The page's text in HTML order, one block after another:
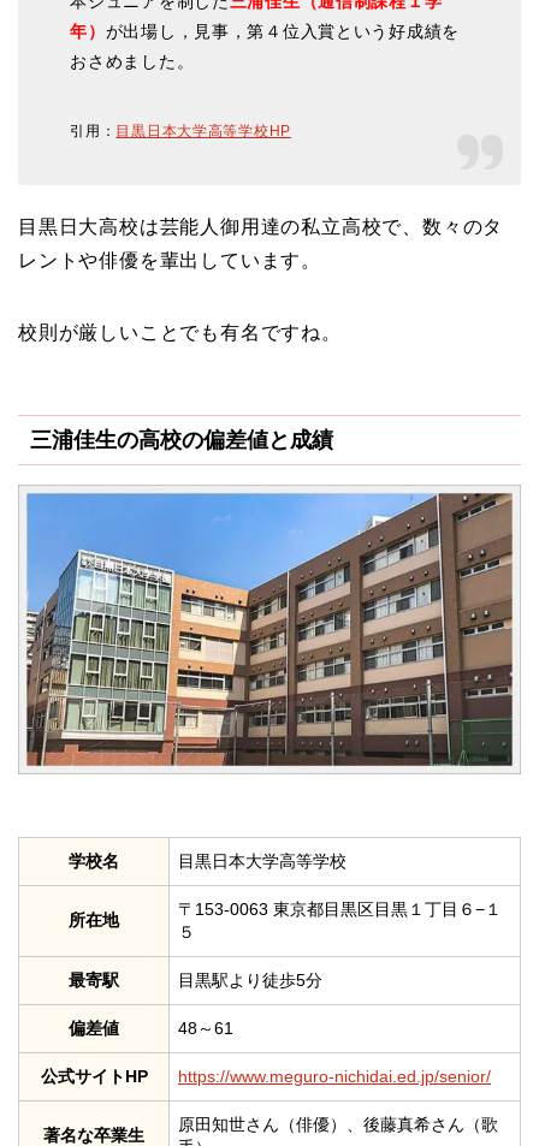
年） が出場し，見事，第４位入賞という好成績を
おさめました。
引用： 目黒日本大学高等学校HP
目黒日大高校は芸能人御用達の私立高校で、数々のタ
レントや俳優を輩出しています。
校則が厳しいことでも有名ですね。
三浦佳生の高校の偏差値と成績
学校名 目黒日本大学高等学校
所在地
〒153-0063 東京都目黒区目黒１丁目６−１
５
最寄駅 目黒駅より徒歩5分
偏差値 48～61
公式サイトHP https://www.meguro-nichidai.ed.jp/senior/
著名な卒業生
原田知世さん（俳優）、後藤真希さん（歌